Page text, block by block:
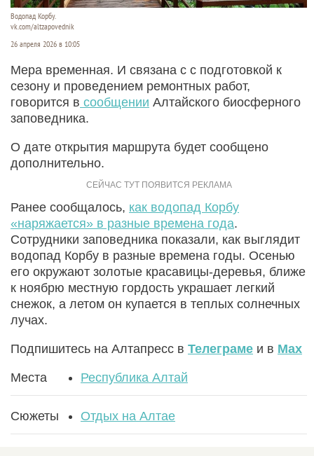
Водопад Корбу.
vk.com/altzapovednik
26 апреля 2026 в 10:05
Мера временная. И связана с с подготовкой к
сезону и проведением ремонтных работ,
говорится в сообщении Алтайского биосферного
заповедника.
О дате открытия маршрута будет сообщено
дополнительно.
Ранее сообщалось, как водопад Корбу
«наряжается» в разные времена года.
Сотрудники заповедника показали, как выглядит
водопад Корбу в разные времена годы. Осенью
его окружают золотые красавицы-деревья, ближе
к ноябрю местную гордость украшает легкий
снежок, а летом он купается в теплых солнечных
лучах.
Подпишитесь на Алтапресс в Телеграме и в Max
Места Республика Алтай
Сюжеты Отдых на Алтае